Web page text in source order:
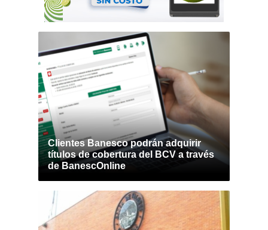
Clientes Banesco podrán adquirir
títulos de cobertura del BCV a través
de BanescOnline